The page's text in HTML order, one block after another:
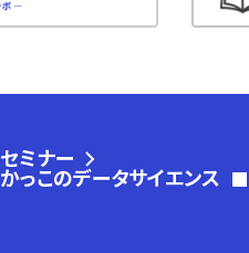
セミナー
かっこのデータサイエンス